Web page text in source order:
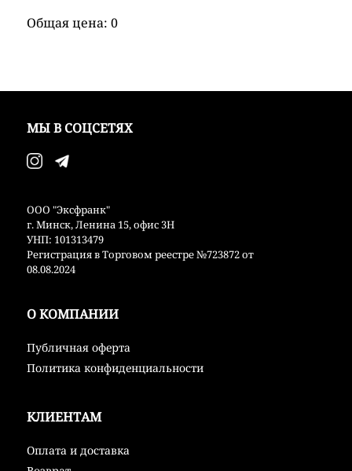
Общая цена: 0
МЫ В СОЦСЕТЯХ
ООО "Эксфранк"
г. Минск, Ленина 15, офис 3Н
УНП: 101313479
Регистрация в Торговом реестре №723872 от
08.08.2024
О КОМПАНИИ
Публичная оферта
Политика конфиденциальности
КЛИЕНТАМ
Оплата и доставка